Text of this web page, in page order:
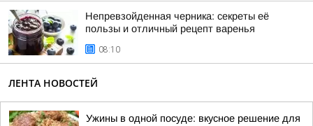
Непревзойденная черника: секреты её
пользы и отличный рецепт варенья
08:10
ЛЕНТА НОВОСТЕЙ
Ужины в одной посуде: вкусное решение для